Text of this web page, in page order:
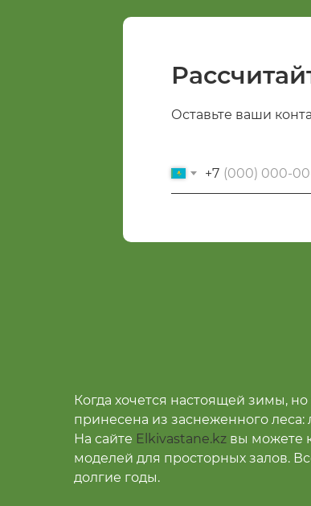
+7
Оставьте ваши
Когда хочется настоящей зимы,
принесена из заснеженного
На сайте Elkivastane.kz вы можете
моделей для просторных залов.
долгие годы.